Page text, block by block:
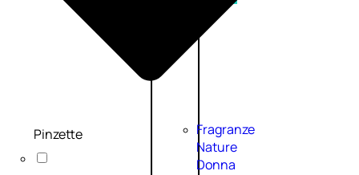
Fragranze
Nature
Donna
Pinzette